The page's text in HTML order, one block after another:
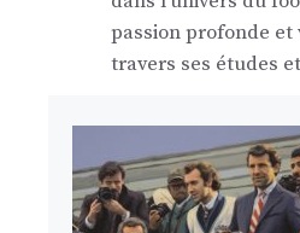
passion profonde et
travers ses études